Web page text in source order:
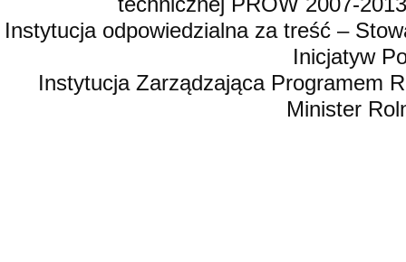
Instytucja odpowiedzialna za treść –
Inicjatyw
Instytucja Zarządzająca Programem
Minister